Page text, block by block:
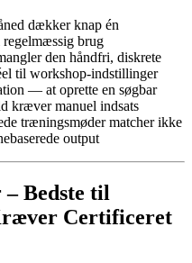
dækker knap én
brug
den håndfri, diskrete
til workshop-indstillinger
— at oprette en søgbar
kræver manuel indsats
træningsmøder matcher ikke
output
– Bedste til
Certificeret